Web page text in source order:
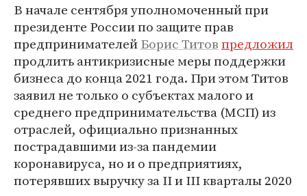
В начале сентября уполномоченный при
президенте России по защите прав
предпринимателейБорис Титовпредложил
продлить антикризисные меры поддержки
бизнеса до конца 2021 года. При этом Титов
заявил не только о субъектах малого и
среднего предпринимательства (МСП) из
отраслей, официально признанных
пострадавшими из-за пандемии
коронавируса, но и о предприятиях,
потерявших выручку за II и III кварталы 2020